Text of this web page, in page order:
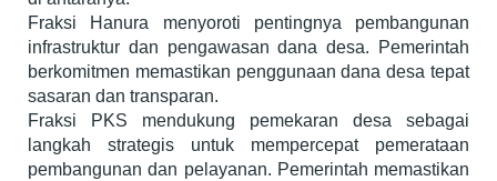
Fraksi Hanura menyoroti pentingnya pembangunan
infrastruktur dan pengawasan dana desa. Pemerintah
berkomitmen memastikan penggunaan dana desa tepat
sasaran dan transparan.
Fraksi PKS mendukung pemekaran desa sebagai
langkah strategis untuk mempercepat pemerataan
pembangunan dan pelayanan. Pemerintah memastikan